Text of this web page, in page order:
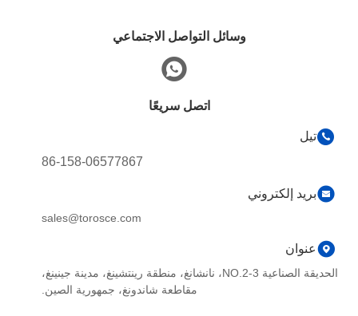
وسائل التواصل الاجتماعي
اتصل سريعًا
تيل
86-158-06577867
بريد إلكتروني
sales@torosce.com
عنوان
الحديقة الصناعية NO.2-3، نانشانغ، منطقة رينتشينغ، مدينة جينينغ،
مقاطعة شاندونغ، جمهورية الصين.